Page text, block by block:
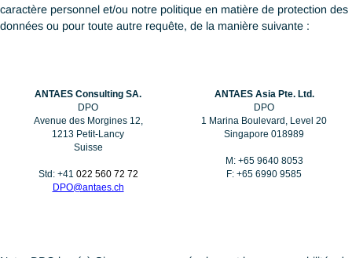
Nous cesserons de stocker vos données personnelles ou
moyen permettant de les associer avec vous, dès lors qu’il sera
TRANSFERTS DE
PERSONNELLES EN